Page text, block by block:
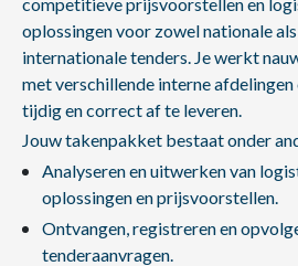
oplossingen voor zowel nationale als
internationale tenders. Je werkt
met verschillende interne
tijdig en correct af te leveren.
Jouw takenpakket bestaat onder
Analyseren en uitwerken van
oplossingen en prijsvoorstellen.
Ontvangen, registreren en
tenderaanvragen.